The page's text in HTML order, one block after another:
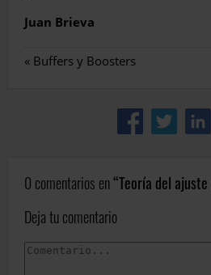
Juan Brieva
« Buffers y Boosters
0 comentarios en Teoría del
Deja tu comentario